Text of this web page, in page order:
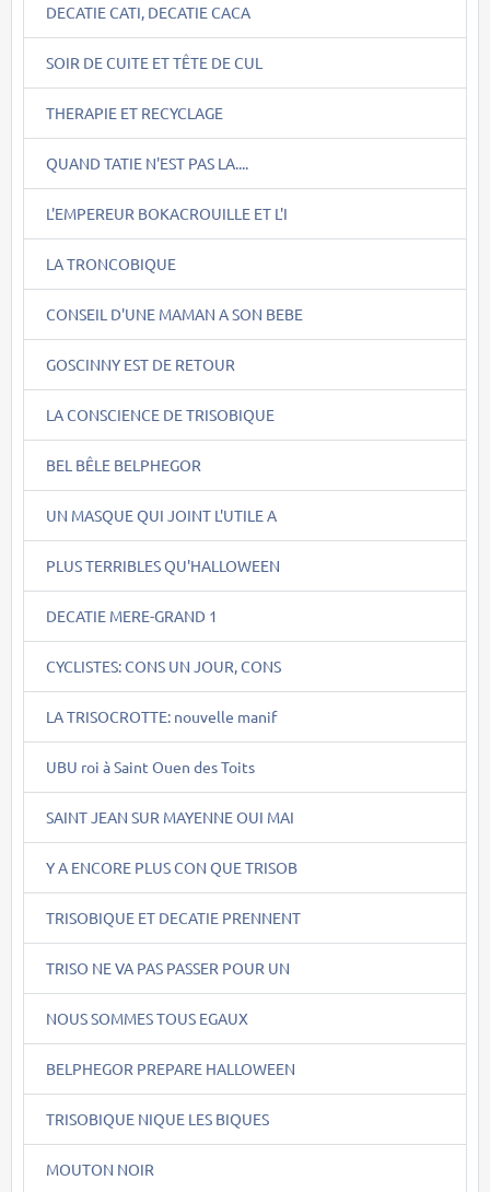
DECATIE CATI, DECATIE CACA
SOIR DE CUITE ET TÊTE DE CUL
THERAPIE ET RECYCLAGE
QUAND TATIE N'EST PAS LA....
L'EMPEREUR BOKACROUILLE ET L'I
LA TRONCOBIQUE
CONSEIL D'UNE MAMAN A SON BEBE
GOSCINNY EST DE RETOUR
LA CONSCIENCE DE TRISOBIQUE
BEL BÊLE BELPHEGOR
UN MASQUE QUI JOINT L'UTILE A
PLUS TERRIBLES QU'HALLOWEEN
DECATIE MERE-GRAND 1
CYCLISTES: CONS UN JOUR, CONS
LA TRISOCROTTE: nouvelle manif
UBU roi à Saint Ouen des Toits
SAINT JEAN SUR MAYENNE OUI MAI
Y A ENCORE PLUS CON QUE TRISOB
TRISOBIQUE ET DECATIE PRENNENT
TRISO NE VA PAS PASSER POUR UN
NOUS SOMMES TOUS EGAUX
BELPHEGOR PREPARE HALLOWEEN
TRISOBIQUE NIQUE LES BIQUES
MOUTON NOIR